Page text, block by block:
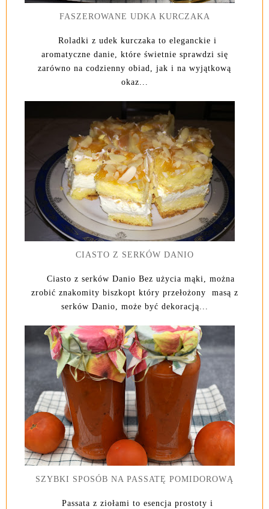
FASZEROWANE UDKA KURCZAKA
Roladki z udek kurczaka to eleganckie i
aromatyczne danie, które świetnie sprawdzi się
zarówno na codzienny obiad, jak i na wyjątkową
okaz...
CIASTO Z SERKÓW DANIO
Ciasto z serków Danio Bez użycia mąki, można
zrobić znakomity biszkopt który przełożony masą z
serków Danio, może być dekoracją...
SZYBKI SPOSÓB NA PASSATĘ POMIDOROWĄ
Passata z ziołami to esencja prostoty i